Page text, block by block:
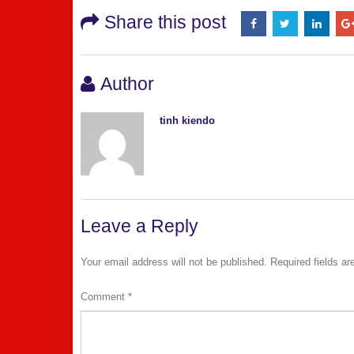
Share this post
Author
tinh kiendo
Leave a Reply
Your email address will not be published. Required fields
Comment *